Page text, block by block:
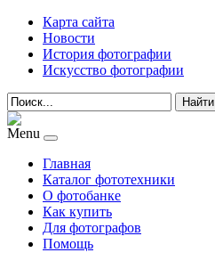
Карта сайта
Новости
История фотографии
Искусство фотографии
Найти
Menu
Главная
Каталог фототехники
О фотобанке
Как купить
Для фотографов
Помощь